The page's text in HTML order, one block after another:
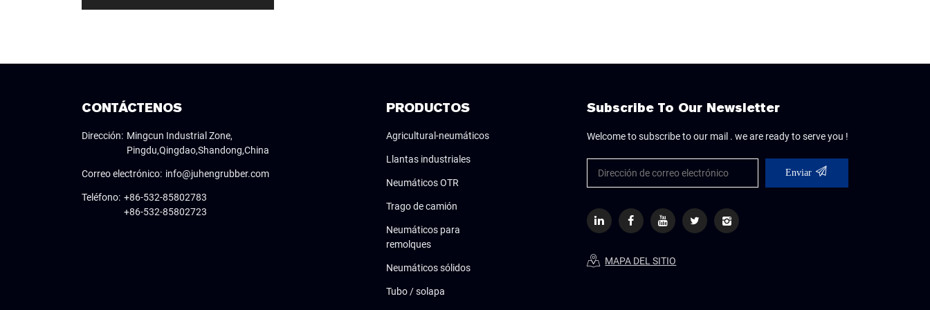
CONTÁCTENOS
Dirección: Mingcun Industrial Zone,
Pingdu,Qingdao,Shandong,China
Correo electrónico: info@juhengrubber.com
Teléfono: +86-532-85802783
+86-532-85802723
PRODUCTOS
Agricultural-neumáticos
Llantas industriales
Neumáticos OTR
Trago de camión
Neumáticos para
remolques
Neumáticos sólidos
Tubo / solapa
Subscribe To Our Newsletter
Welcome to subscribe to our mail . we are ready to serve you !
Enviar
MAPA DEL SITIO